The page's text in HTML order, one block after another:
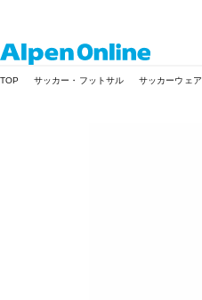
Online
TOP サッカー・フットサル サッカーウェア